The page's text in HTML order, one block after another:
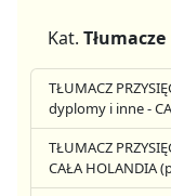
Kat. Tłumacze
TŁUMACZ
dyplomy i inne -
TŁUMACZ
CAŁA HOLANDIA